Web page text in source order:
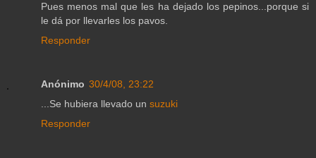
Pues menos mal que les ha dejado los pepinos...porque si
le dá por llevarles los pavos.
Responder
Anónimo 30/4/08, 23:22
...Se hubiera llevado un suzuki
Responder